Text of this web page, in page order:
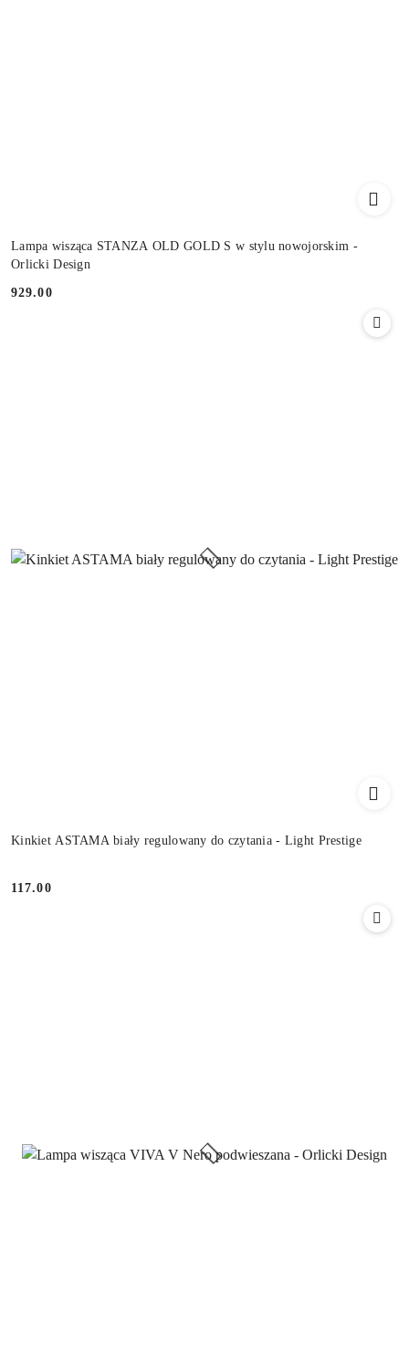
Lampa wisząca STANZA OLD GOLD S w stylu nowojorskim -
Orlicki Design
Cena:
929.00
Kinkiet ASTAMA biały regulowany do czytania - Light Prestige
Cena:
117.00